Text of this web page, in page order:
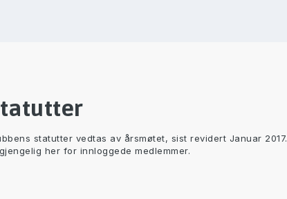
statutter vedtas av årsmøtet, sist revidert Januar 2017.
her for innloggede medlemmer.